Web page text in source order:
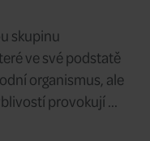
specifickou